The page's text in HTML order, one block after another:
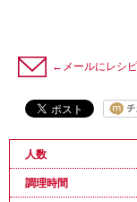
←メールにレシ
人数
調理時間